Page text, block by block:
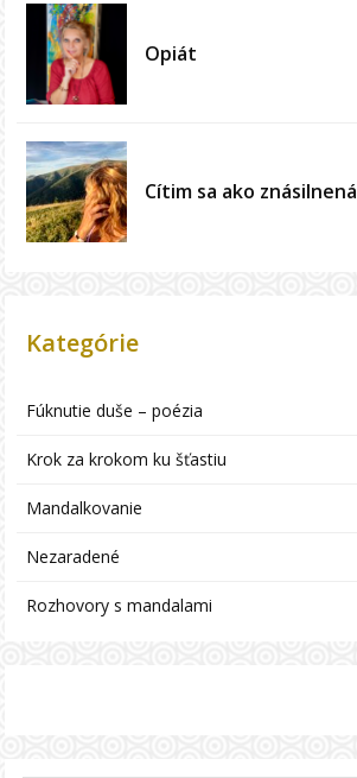
Opiát
Cítim sa ako znásilnená
Kategórie
Fúknutie duše – poézia
Krok za krokom ku šťastiu
Mandalkovanie
Nezaradené
Rozhovory s mandalami